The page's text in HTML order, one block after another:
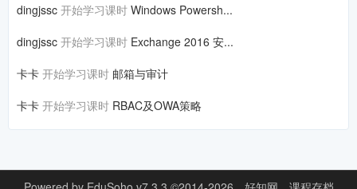
dingjssc 开始学习课时 Windows Powersh...
dingjssc 开始学习课时 Exchange 2016 安...
卡卡 开始学习课时 邮箱与审计
卡卡 开始学习课时 RBAC及OWA策略